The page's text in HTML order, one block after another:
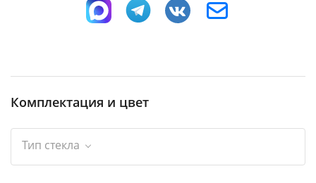
Комплектация и цвет
Тип стекла